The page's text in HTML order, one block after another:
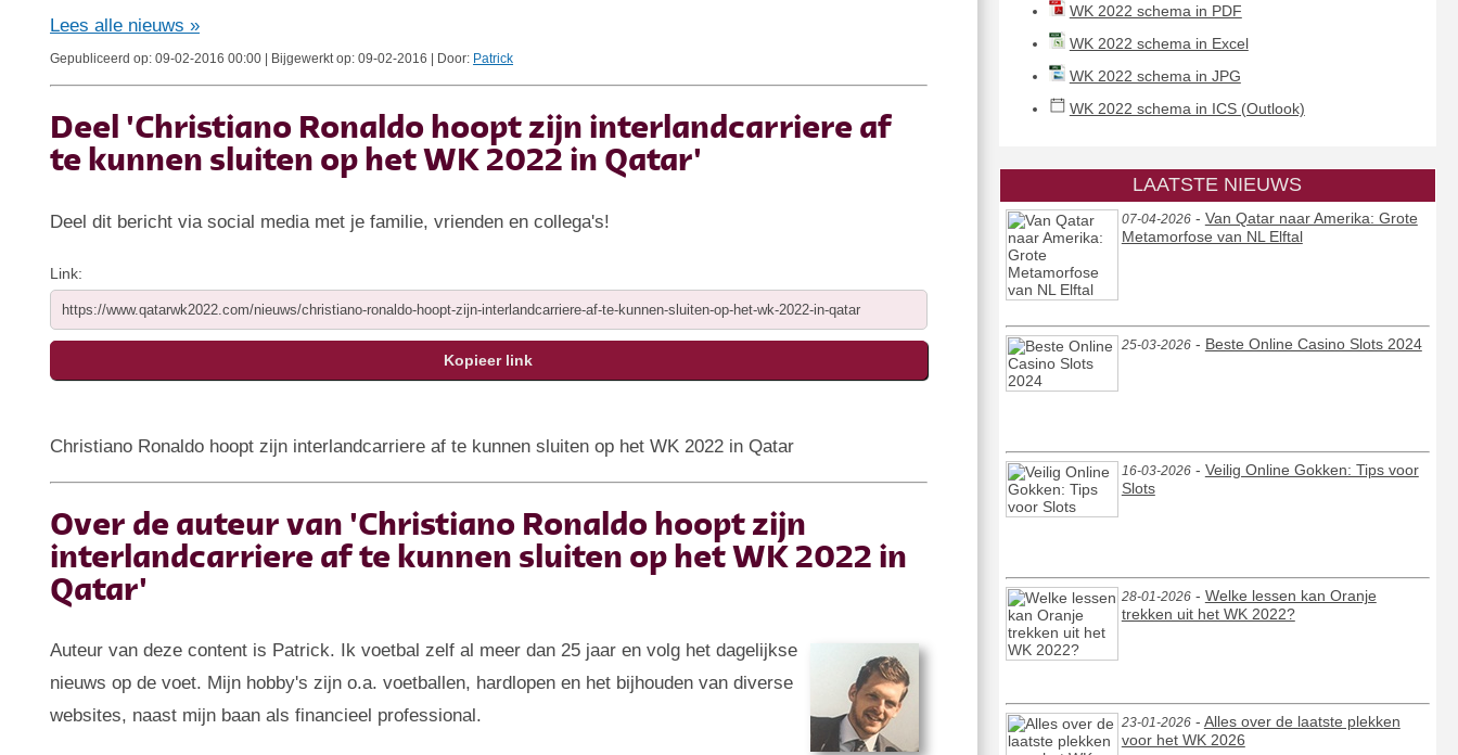
Lees alle nieuws »
Gepubliceerd op: 09-02-2016 00:00 | Bijgewerkt op: 09-02-2016 | Door: Patrick
Deel 'Christiano Ronaldo hoopt zijn interlandcarriere af
te kunnen sluiten op het WK 2022 in Qatar'
Deel dit bericht via social media met je familie, vrienden en collega's!
Link:
Christiano Ronaldo hoopt zijn interlandcarriere af te kunnen sluiten op het WK 2022 in Qatar
Over de auteur van 'Christiano Ronaldo hoopt zijn
interlandcarriere af te kunnen sluiten op het WK 2022 in
Qatar'
Auteur van deze content is Patrick. Ik voetbal zelf al meer dan 25 jaar en volg het dagelijkse
nieuws op de voet. Mijn hobby's zijn o.a. voetballen, hardlopen en het bijhouden van diverse
websites, naast mijn baan als financieel professional.
WK 2022 schema in PDF
WK 2022 schema in Excel
WK 2022 schema in JPG
WK 2022 schema in ICS (Outlook)
LAATSTE NIEUWS
07-04-2026- Van Qatar naar Amerika: Grote
Metamorfose van NL Elftal
25-03-2026- Beste Online Casino Slots 2024
16-03-2026- Veilig Online Gokken: Tips voor
Slots
28-01-2026- Welke lessen kan Oranje
trekken uit het WK 2022?
23-01-2026- Alles over de laatste plekken
voor het WK 2026